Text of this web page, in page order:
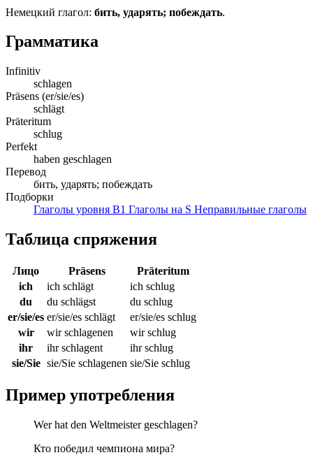
Немецкий глагол: бить, ударять; побеждать.
Грамматика
Infinitiv
schlagen
Präsens (er/sie/es)
schlägt
Präteritum
schlug
Perfekt
haben geschlagen
Перевод
бить, ударять; побеждать
Подборки
Глаголы уровня B1 Глаголы на S Неправильные глаголы
Таблица спряжения
Лицо Präsens
Präteritum
ich
ich schlägt
ich schlug
du
du schlägst
du schlug
er/sie/es er/sie/es schlägt
er/sie/es schlug
wir
wir schlagenen
wir schlug
ihr
ihr schlagent
ihr schlug
sie/Sie sie/Sie schlagenen sie/Sie schlug
Пример употребления
Wer hat den Weltmeister geschlagen?
Кто победил чемпиона мира?